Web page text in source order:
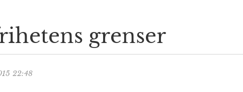
grenser
22:48